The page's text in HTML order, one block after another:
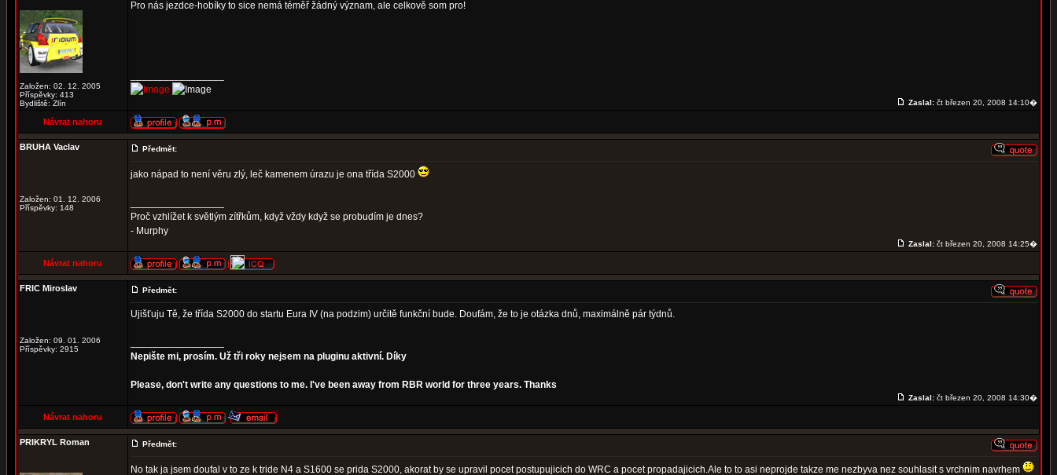
Založen: 02. 12. 2005
Příspěvky: 413
Bydliště: Zlín
Pro nás jezdce-hobíky to sice nemá téměř žádný význam, ale celkově som pro!
Zaslal: čt březen 20, 2008 14:10�
Návrat nahoru
BRUHA Vaclav
Založen: 01. 12. 2006
Příspěvky: 148
Předmět:
jako nápad to není věru zlý, leč kamenem úrazu je ona třída S2000
Proč vzhlížet k světlým zítřkům, když vždy když se probudím je dnes?
- Murphy
Zaslal: čt březen 20, 2008 14:25�
Návrat nahoru
FRIC Miroslav
Založen: 09. 01. 2006
Příspěvky: 2915
Předmět:
Ujišťuju Tě, že třída S2000 do startu Eura IV (na podzim) určitě funkční bude. Doufám, že to je otázka dnů, maximálně pár týdnů.
Nepište mi, prosím. Už tři roky nejsem na pluginu aktivní. Díky
Please, don't write any questions to me. I've been away from RBR world for three years. Thanks
Zaslal: čt březen 20, 2008 14:30�
Návrat nahoru
PRIKRYL Roman Předmět:
No tak ja jsem doufal v to ze k tride N4 a S1600 se prida S2000, akorat by se upravil pocet postupujicich do WRC a pocet propadajicich.Ale to to asi neprojde takze me nezbyva nez souhlasit s vrchnim navrhem